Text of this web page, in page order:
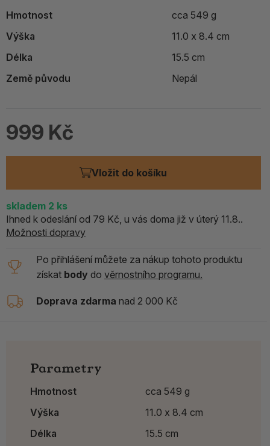
Hmotnost
cca 549 g
Výška
11.0 x 8.4 cm
Délka
15.5 cm
Země původu
Nepál
999 Kč
Vložit do košíku
skladem 2 ks
Ihned k odeslání od 79 Kč, u vás doma již v úterý 11.8..
Možnosti dopravy
Po přihlášení můžete za nákup tohoto produktu
získat body do věrnostního programu.
Doprava zdarma nad 2 000 Kč
Parametry
Hmotnost
cca 549 g
Výška
11.0 x 8.4 cm
Délka
15.5 cm